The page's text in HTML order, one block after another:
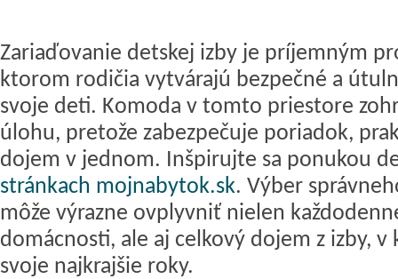
Zariaďovanie detskej izby je príjemným
ktorom rodičia vytvárajú bezpečné a
svoje deti. Komoda v tomto priestore
úlohu, pretože zabezpečuje poriadok,
dojem v jednom. Inšpirujte sa ponukou
stránkach mojnabytok.sk. Výber
môže výrazne ovplyvniť nielen
domácnosti, ale aj celkový dojem z izby,
svoje najkrajšie roky.